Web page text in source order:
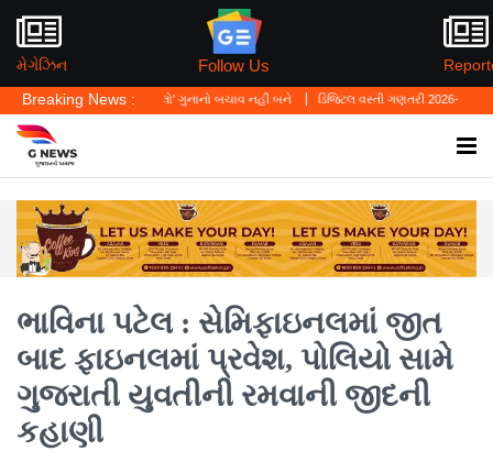
મેગેઝિન Follow Us
Breaking News :
કહ્યું—'પર્સનલ લો' ગુનાનો બચાવ નહીં બને ડિજિટલ વસ્તી ગણતરી 2026-27નો પ્રારંભ,
ભાવિના પટેલ : સેમિફાઇનલમાં જીત
બાદ ફાઇનલમાં પ્રવેશ, પોલિયો સામે
ગુજરાતી યુવતીની રમવાની જીદની
કહાણી